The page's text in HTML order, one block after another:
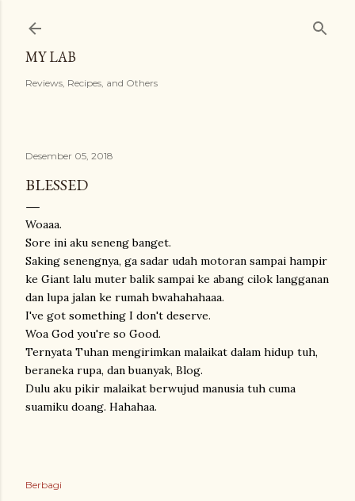
MY LAB
Reviews, Recipes, and Others
Desember 05, 2018
BLESSED
Woaaa.
Sore ini aku seneng banget.
Saking senengnya, ga sadar udah motoran sampai hampir
ke Giant lalu muter balik sampai ke abang cilok langganan
dan lupa jalan ke rumah bwahahahaaa.
I've got something I don't deserve.
Woa God you're so Good.
Ternyata Tuhan mengirimkan malaikat dalam hidup tuh,
beraneka rupa, dan buanyak, Blog.
Dulu aku pikir malaikat berwujud manusia tuh cuma
suamiku doang. Hahahaa.
Berbagi